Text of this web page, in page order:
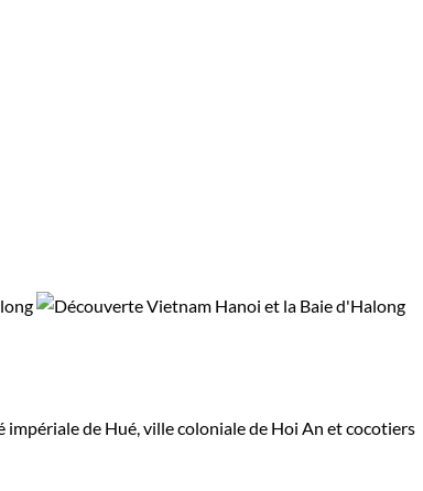
de Hué, ville coloniale de Hoi An et cocotiers